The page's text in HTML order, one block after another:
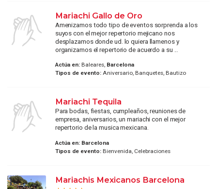
Mariachi Gallo de Oro
Amenizamos todo tipo de eventos sorprenda a los
suyos con el mejor repertorio mejicano nos
desplazamos donde ud. lo quiera llamenos y
organizamos el repertorio de acuerdo a su ...
Actúa en:Baleares, Barcelona
Tipos de evento:Aniversario, Banquetes, Bautizo
Mariachi Tequila
Para bodas, fiestas, cumpleaños, reuniones de
empresa, aniversarios, un mariachi con el mejor
repertorio de la musica mexicana.
Actúa en: Barcelona
Tipos de evento:Bienvenida, Celebraciones
Mariachis Mexicanos Barcelona